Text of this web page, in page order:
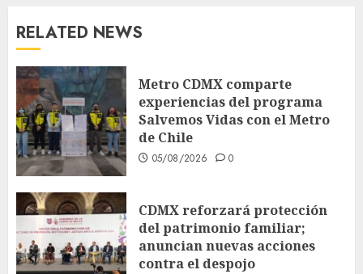
RELATED NEWS
Metro CDMX comparte
experiencias del programa
Salvemos Vidas con el Metro
de Chile
05/08/2026 0
CDMX reforzará protección
del patrimonio familiar;
anuncian nuevas acciones
contra el despojo